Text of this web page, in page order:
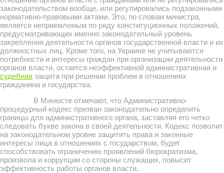
законодательством вообще, или регулировались подзаконными
нормативно-правовыми актами. Это, по словам министра,
является неприемлемым по ряду конституционных положений,
предусматривающих именно законодательный уровень
закрепления деятельности органов государственной власти и их
должностных лиц. Кроме того, на Украине не учитываются
потребности и интересы граждан при организации деятельности
органов власти, остается неэффективной административная и
судебная защита при решении проблем в отношениях
гражданина и государства.
В Минюсте отмечают, что Административно-
процедурный кодекс призван законодательно определить
границы для административного органа, заставляя его четко
следовать букве закона в своей деятельности. Кодекс позволит
на законодательном уровне защитить права и законные
интересы лица в отношениях с государством, будет
способствовать ограничению проявлений бюрократизма,
произвола и коррупции со стороны служащих, повысит
эффективность работы органов власти.